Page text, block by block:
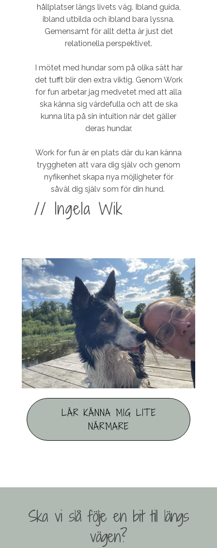
hållplatser längs livets väg. Ibland guida,
ibland utbilda och ibland bara lyssna.
Gemensamt för allt detta är just det
relationella perspektivet.
I mötet med hundar som på olika sätt har
det tufft blir den extra viktig. Genom Work
for fun arbetar jag medvetet med att alla
ska känna sig värdefulla och att de ska
kunna lita på sin intuition när det gäller
deras hundar.
Work for fun är en plats där du kan känna
tryggheten att vara dig själv och genom
nyfikenhet skapa nya möjligheter för
såväl dig själv som för din hund.
// Ingela Wik
LÄR KÄNNA MIG LITE
NÄRMARE
Ska vi slå följe en bit till längs
vägen?